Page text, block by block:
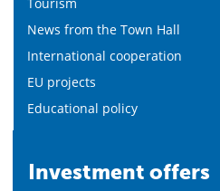
News from the Town Hall
International cooperation
EU projects
Educational policy
Investment offers